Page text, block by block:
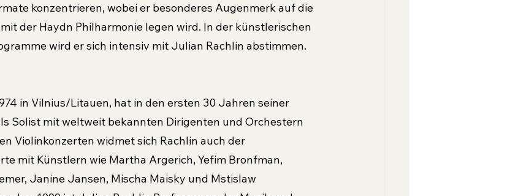
konzentrieren, wobei er besonderes Augenmerk auf die
der Haydn Philharmonie legen wird. In der künstlerischen
wird er sich intensiv mit Julian Rachlin abstimmen.
in Vilnius/Litauen, hat in den ersten 30 Jahren seiner
Solist mit weltweit bekannten Dirigenten und Orchestern
Violinkonzerten widmet sich Rachlin auch der
mit Künstlern wie Martha Argerich, Yefim Bronfman,
Janine Jansen, Mischa Maisky und Mstislaw